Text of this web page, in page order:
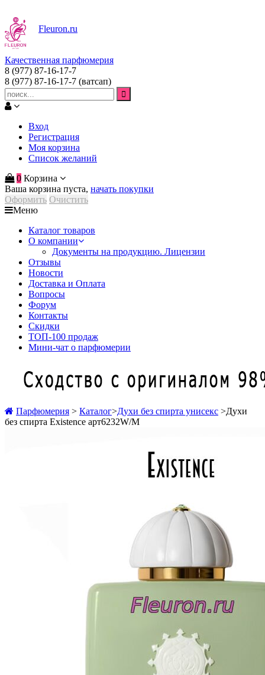
Fleuron.ru
Качественная парфюмерия
8 (977) 87-16-17-7
8 (977) 87-16-17-7 (ватсап)
Вход
Регистрация
Моя корзина
Список желаний
0 Корзина
Ваша корзина пуста, начать покупки
Оформить Очистить
Меню
Каталог товаров
О компании
Документы на продукцию. Лицензии
Отзывы
Новости
Доставка и Оплата
Вопросы
Форум
Контакты
Скидки
ТОП-100 продаж
Мини-чат о парфюмерии
Парфюмерия > Каталог>Духи без спирта унисекс >Духи
без спирта Existence арт6232W/M